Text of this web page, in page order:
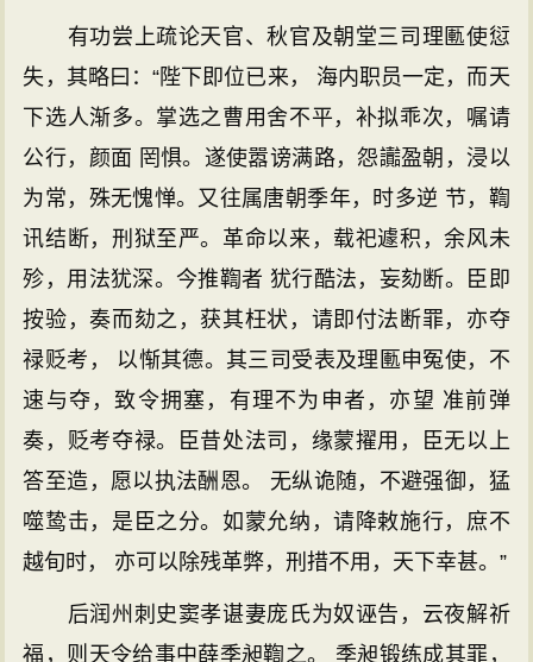
有功尝上疏论天官、秋官及朝堂三司理匭使愆
失，其略曰：“陛下即位已来， 海内职员一定，而天
下选人渐多。掌选之曹用舍不平，补拟乖次，嘱请
公行，颜面 罔惧。遂使嚣谤满路，怨讟盈朝，浸以
为常，殊无愧惮。又往属唐朝季年，时多逆 节，鞫
讯结断，刑狱至严。革命以来，载祀遽积，余风未
殄，用法犹深。今推鞫者 犹行酷法，妄劾断。臣即
按验，奏而劾之，获其枉状，请即付法断罪，亦夺
禄贬考， 以惭其德。其三司受表及理匭申冤使，不
速与夺，致令拥塞，有理不为申者，亦望 准前弹
奏，贬考夺禄。臣昔处法司，缘蒙擢用，臣无以上
答至造，愿以执法酬恩。 无纵诡随，不避强御，猛
噬鸷击，是臣之分。如蒙允纳，请降敕施行，庶不
越旬时， 亦可以除残革弊，刑措不用，天下幸甚。”
后润州刺史窦孝谌妻庞氏为奴诬告，云夜解祈
福，则天令给事中薛季昶鞫之。 季昶锻练成其罪，